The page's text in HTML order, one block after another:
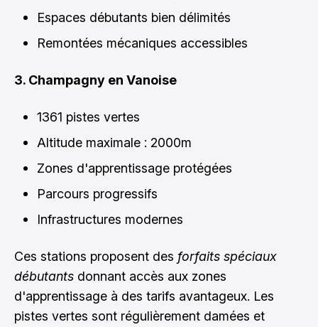
Espaces débutants bien délimités
Remontées mécaniques accessibles
3. Champagny en Vanoise
1361 pistes vertes
Altitude maximale : 2000m
Zones d'apprentissage protégées
Parcours progressifs
Infrastructures modernes
Ces stations proposent des forfaits spéciaux
débutants donnant accès aux zones
d'apprentissage à des tarifs avantageux. Les
pistes vertes sont régulièrement damées et